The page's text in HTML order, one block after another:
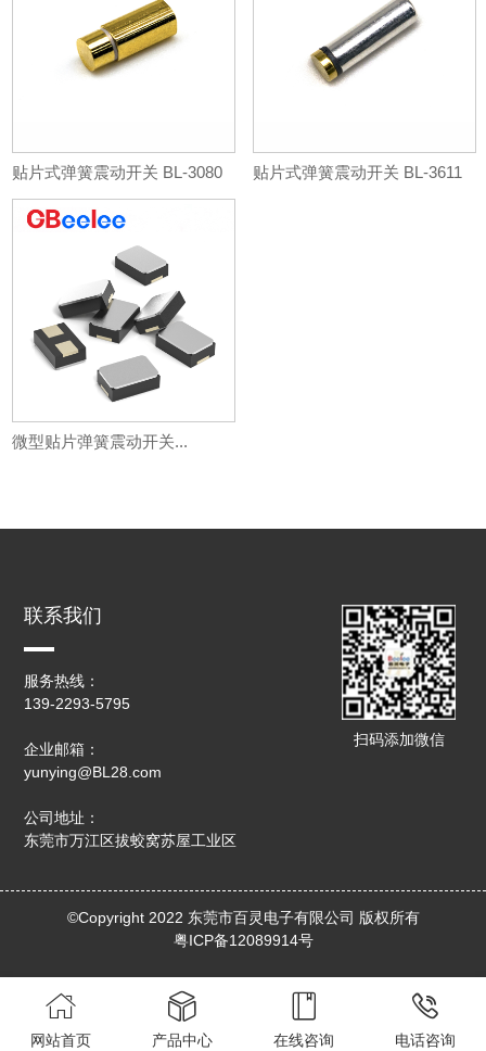
贴片式弹簧震动开关 BL-3080 贴片式弹簧震动开关 BL-3611
微型贴片弹簧震动开关...
联系我们
服务热线：
139-2293-5795
企业邮箱：
yunying@BL28.com
公司地址：
东莞市万江区拔蛟窝苏屋工业区
扫码添加微信
©Copyright 2022 东莞市百灵电子有限公司 版权所有
粤ICP备12089914号

网站首页

产品中心

在线咨询

电话咨询